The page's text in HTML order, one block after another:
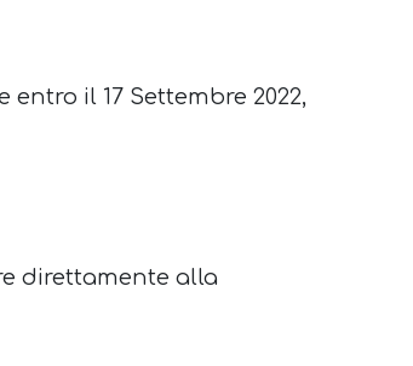
entro il 17 Settembre 2022,
direttamente alla